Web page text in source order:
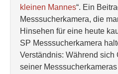
kleinen Mannes“. Ein
Messsucherkamera, die
Hinsehen für eine heute
SP Messsucherkamera
Verständnis: Während sich
seiner